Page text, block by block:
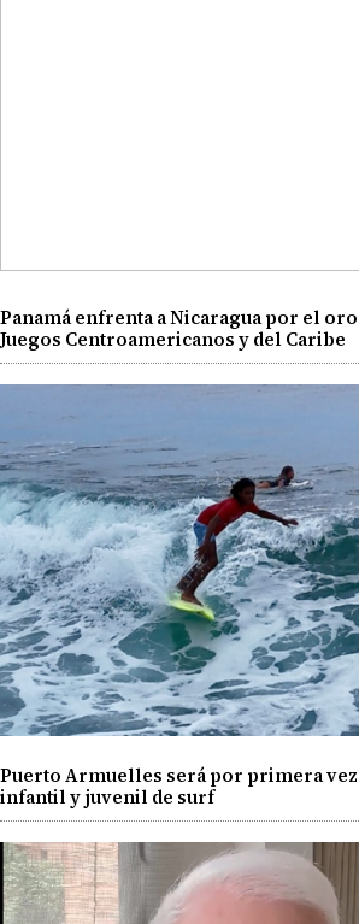
Panamá enfrenta a Nicaragua por el
Juegos Centroamericanos y del Caribe
Puerto Armuelles será por primera vez
infantil y juvenil de surf